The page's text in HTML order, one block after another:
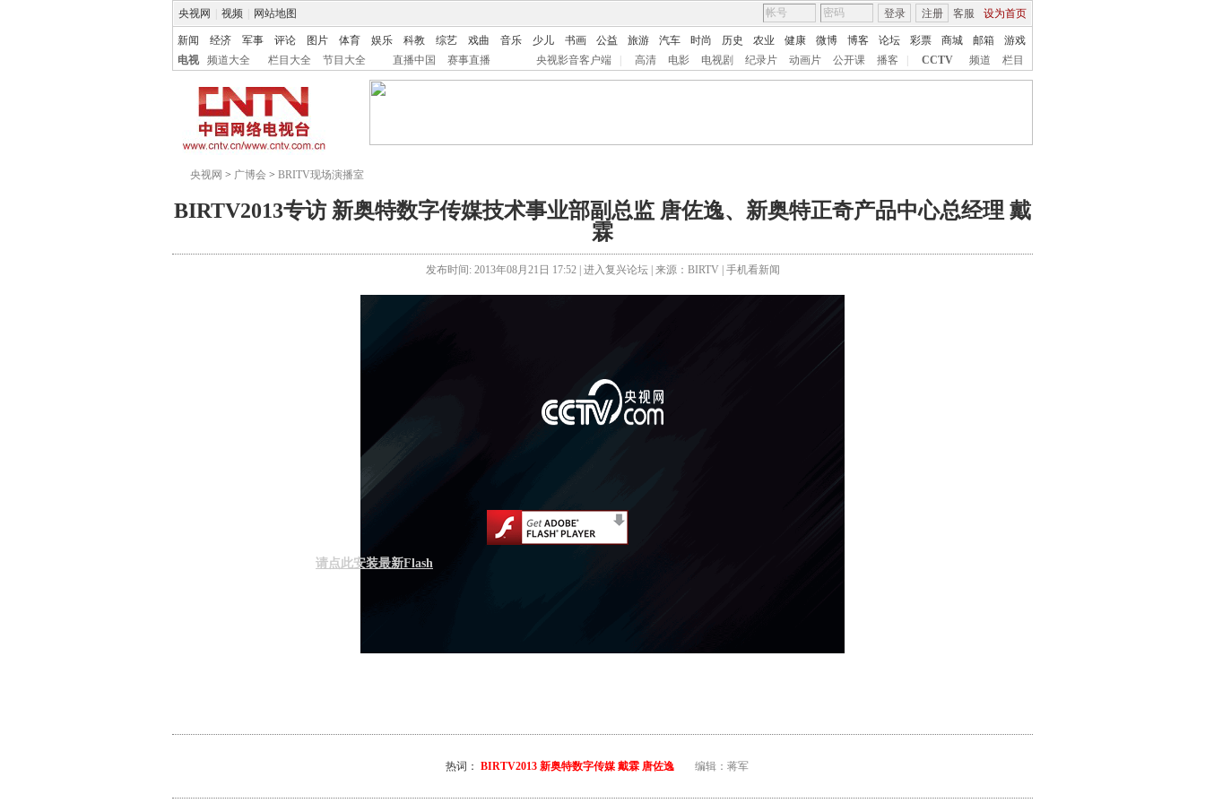
央视网 视频 网站地图 客服 设为首页
登录 注册
新闻 经济 军事 评论 图片 体育 娱乐 科教 综艺 戏曲 音乐 少儿 书画 公益 旅游 汽车 时尚 历史 农业 健康 微博 博客 论坛 彩票 商城 邮箱
游戏
电视
频道大全 栏目大全 节目大全 直播中国 赛事直播 央视影音客户端 高清 电影 电视剧 纪录片 动画片 公开课 播客 CCTV 频道 栏目
央视网 > 广博会 > BRITV现场演播室
BIRTV2013专访 新奥特数字传媒技术事业部副总监 唐佐逸、新奥特正奇产品中心总经理 戴
霖
发布时间: 2013年08月21日 17:52 | 进入复兴论坛| 来源：BIRTV | 手机看新闻
请点此安装最新Flash
热词： BIRTV2013 新奥特数字传媒 戴霖 唐佐逸 编辑：蒋军